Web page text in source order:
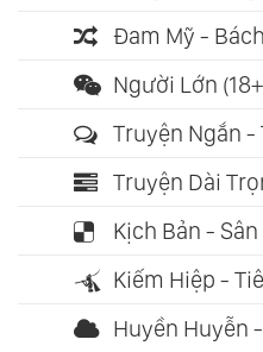
Đam Mỹ -
Người Lớn
Truyện Ngắn -
Truyện Dài
Kịch Bản - Sân
Kiếm Hiệp -
Huyền Huyễn